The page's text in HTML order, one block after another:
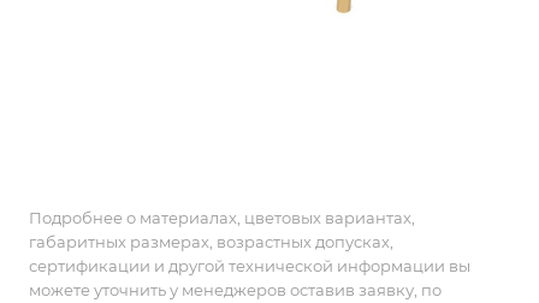
Подробнее о материалах, цветовых вариантах,
габаритных размерах, возрастных допусках,
сертификации и другой технической информации вы
можете уточнить у менеджеров оставив заявку, по